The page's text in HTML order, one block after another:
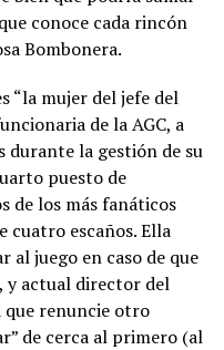
conoce cada rincón
Bombonera.
“la mujer del jefe del
de la AGC, a
durante la gestión de su
puesto de
de los más fanáticos
cuatro escaños. Ella
al juego en caso de que
y actual director del
que renuncie otro
de cerca al primero (al